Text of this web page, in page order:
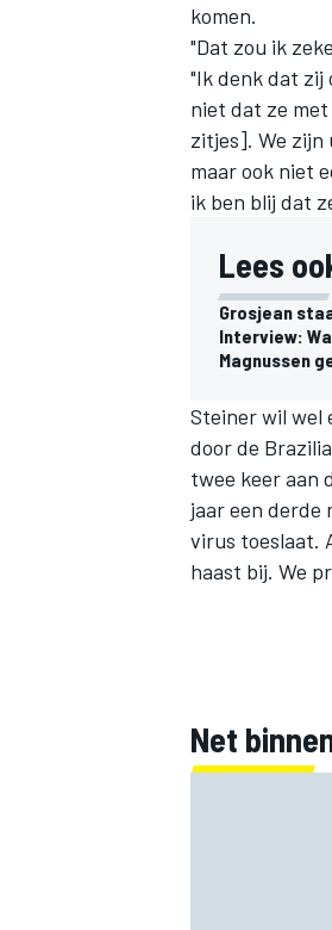
komen.
"Dat zou ik
"Ik denk dat zij
niet dat ze
zitjes]. We zijn
maar ook niet
ik ben blij dat
Lees
Grosjean
Interview:
Magnussen
Steiner wil wel
door de
twee keer aan
jaar een derde
virus toeslaat.
haast bij. We
Net